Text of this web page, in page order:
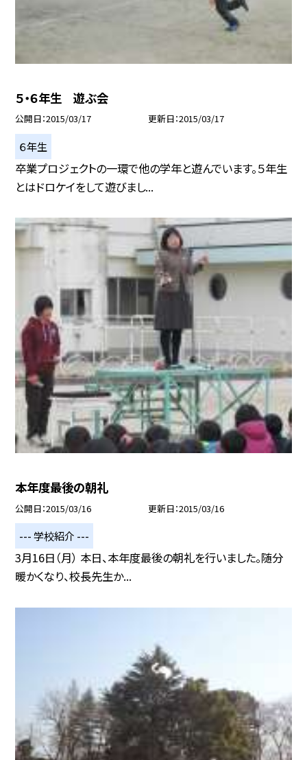
５・６年生 遊ぶ会
公開日 2015/03/17 更新日 2015/03/17
６年生
卒業プロジェクトの一環で他の学年と遊んでいます。５年生
とはドロケイをして遊びまし...
本年度最後の朝礼
公開日 2015/03/16 更新日 2015/03/16
--- 学校紹介 ---
3月16日（月） 本日、本年度最後の朝礼を行いました。随分
暖かくなり、校長先生か...